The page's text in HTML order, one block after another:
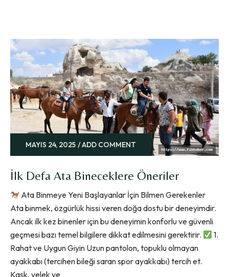
MAYIS 24, 2025 ADD COMMENT
İlk Defa Ata Bineceklere Öneriler
Ata Binmeye Yeni Başlayanlar İçin Bilmen Gerekenler
Ata binmek, özgürlük hissi veren doğa dostu bir deneyimdir.
Ancak ilk kez binenler için bu deneyimin konforlu ve güvenli
geçmesi bazı temel bilgilere dikkat edilmesini gerektirir.
1.
Rahat ve Uygun Giyin Uzun pantolon, topuklu olmayan
ayakkabı (tercihen bileği saran spor ayakkabı) tercih et.
Kask, yelek ve